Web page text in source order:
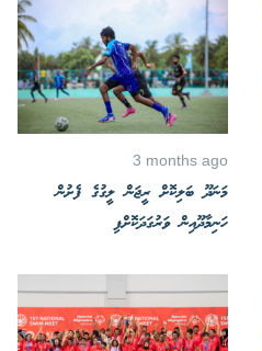
3 months ago
މަނަދޫ ބަލިކޮށް ރީޖަން ލީގުގެ ފެށުން
ހަނިމާދޫއިން ވަރުގަދަކޮށްފި